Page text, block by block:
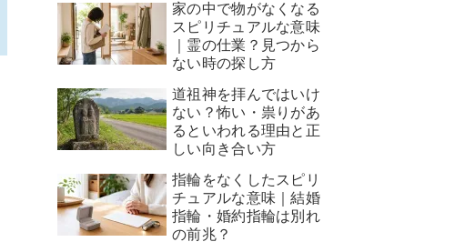
家の中で物がなくなる
スピリチュアルな意味
｜霊の仕業？見つから
ない時の探し方
道祖神を拝んではいけ
ない？怖い・祟りがあ
るといわれる理由と正
しい向き合い方
指輪をなくしたスピリ
チュアルな意味｜結婚
指輪・婚約指輪は別れ
の前兆？